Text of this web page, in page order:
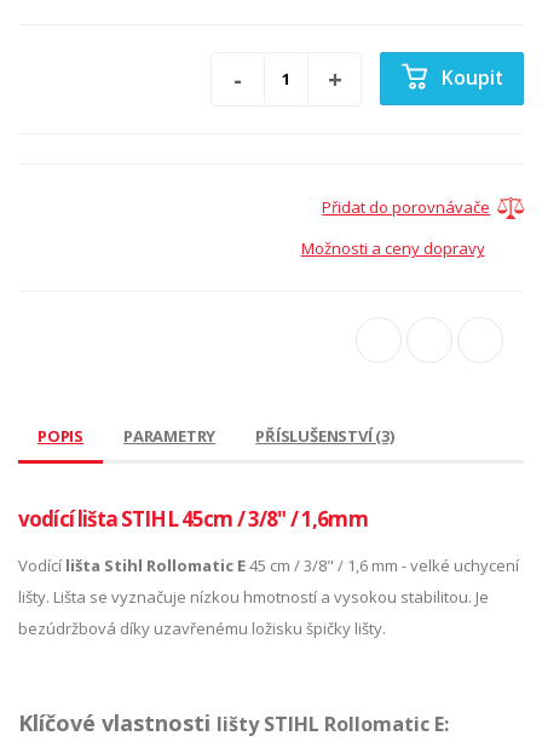
Koupit
Přidat do porovnávače
Možnosti a ceny dopravy
POPIS PARAMETRY PŘÍSLUŠENSTVÍ (3)
vodící lišta STIHL 45cm / 3/8" / 1,6mm
Vodící lišta Stihl Rollomatic E45 cm / 3/8" / 1,6 mm - velké uchycení
lišty. Lišta se vyznačuje nízkou hmotností a vysokou stabilitou. Je
bezúdržbová díky uzavřenému ložisku špičky lišty.
Klíčové vlastnosti lišty STIHL Rollomatic E: